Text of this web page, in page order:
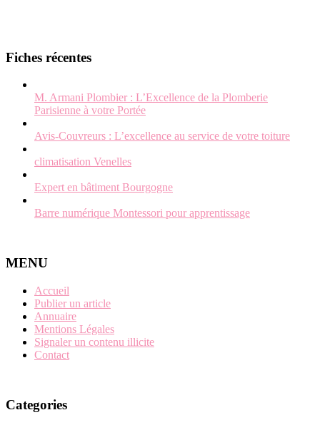
Fiches récentes
M. Armani Plombier : L’Excellence de la Plomberie
Parisienne à votre Portée
Avis-Couvreurs : L’excellence au service de votre toiture
climatisation Venelles
Expert en bâtiment Bourgogne
Barre numérique Montessori pour apprentissage
MENU
Accueil
Publier un article
Annuaire
Mentions Légales
Signaler un contenu illicite
Contact
Categories